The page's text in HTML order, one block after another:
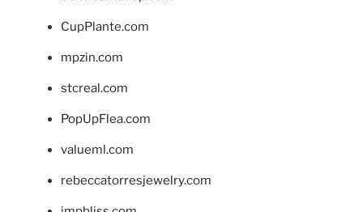
CupPlante.com
mpzin.com
stcreal.com
PopUpFlea.com
valueml.com
rebeccatorresjewelry.com